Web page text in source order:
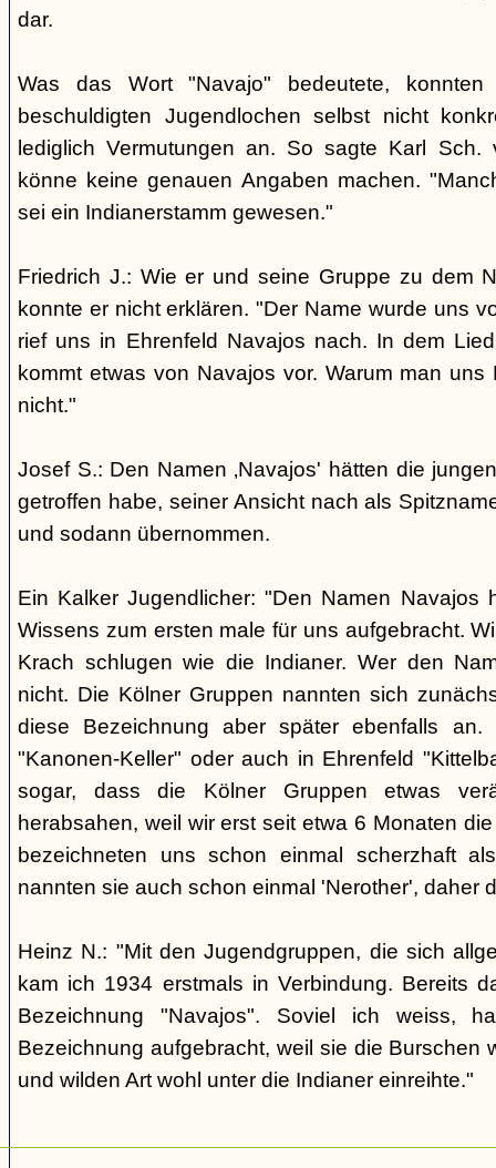
dar.
Was das Wort "Navajo" bedeutete, konnten
beschuldigten Jugendlochen selbst nicht
lediglich Vermutungen an. So sagte Karl
könne keine genauen Angaben machen.
sei ein Indianerstamm gewesen."
Friedrich J.: Wie er und seine Gruppe zu dem
konnte er nicht erklären. "Der Name wurde uns
rief uns in Ehrenfeld Navajos nach. In dem
kommt etwas von Navajos vor. Warum man
nicht."
Josef S.: Den Namen ‚Navajos' hätten die
getroffen habe, seiner Ansicht nach als
und sodann übernommen.
Ein Kalker Jugendlicher: "Den Namen Navajos
Wissens zum ersten male für uns aufgebracht.
Krach schlugen wie die Indianer. Wer den
nicht. Die Kölner Gruppen nannten sich
diese Bezeichnung aber später ebenfalls
"Kanonen-Keller" oder auch in Ehrenfeld
sogar, dass die Kölner Gruppen etwas
herabsahen, weil wir erst seit etwa 6 Monaten
bezeichneten uns schon einmal scherzhaft
nannten sie auch schon einmal 'Nerother', daher
Heinz N.: "Mit den Jugendgruppen, die sich
kam ich 1934 erstmals in Verbindung. Bereits
Bezeichnung "Navajos". Soviel ich weiss,
Bezeichnung aufgebracht, weil sie die Burschen
und wilden Art wohl unter die Indianer einreihte."